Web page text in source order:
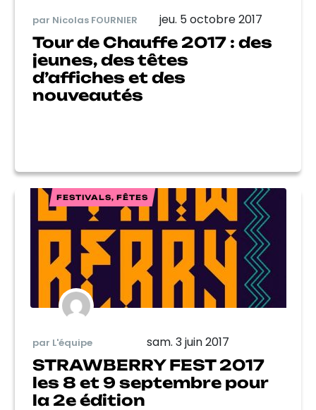
par Nicolas FOURNIER jeu. 5 octobre 2017
Tour de Chauffe 2017 : des
jeunes, des têtes
d’affiches et des
nouveautés
FESTIVALS, FÊTES
par L'équipe sam. 3 juin 2017
STRAWBERRY FEST 2017
les 8 et 9 septembre pour
la 2e édition